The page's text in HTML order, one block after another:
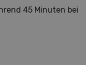
45 Minuten bei